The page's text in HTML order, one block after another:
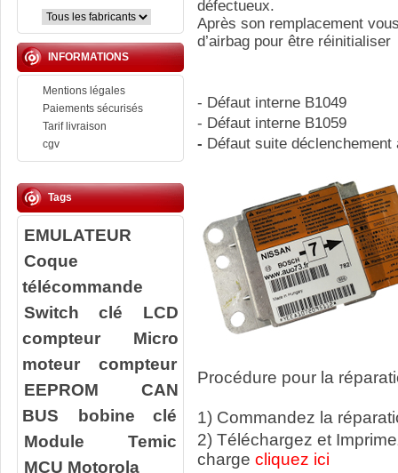
INFORMATIONS
Mentions légales
Paiements sécurisés
Tarif livraison
cgv
Tags
EMULATEUR
Coque
télécommande
Switch clé
LCD
compteur
Micro
moteur compteur
EEPROM
CAN
BUS
bobine clé
Module Temic
MCU Motorola
défectueux.
Après son remplacement
d’airbag pour être réinitialiser
- Défaut interne B1049
- Défaut interne B1059
- Défaut suite
Procédure pour la
1) Commandez la
2) Téléchargez et
charge cliquez ici